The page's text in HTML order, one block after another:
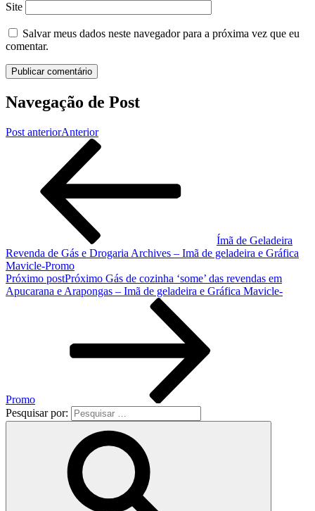
Site
Salvar meus dados neste navegador para a próxima vez que eu
comentar.
Navegação de Post
Post anteriorAnterior
Ímã de Geladeira
Revenda de Gás e Drogaria Archives – Imã de geladeira e Gráfica
Mavicle-Promo
Próximo postPróximo Gás de cozinha ‘some’ das revendas em
Apucarana e Arapongas – Imã de geladeira e Gráfica Mavicle-
Promo
Pesquisar por: